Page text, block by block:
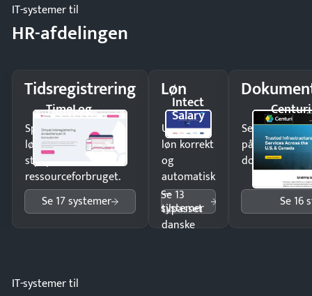
IT-systemer til
HR-afdelingen
Tidsregistrering
TimeLog
Spar tid på
lønberegning og få
styr på
ressourceforbruget.
Se 17 systemer
Løn
Intect
Salary
Udbetal
løn korrekt
og
automatisk
—
tilpasset
danske
Se 13
systemer
Centuri
Send
på minutter
dokumenter.
Se 16
IT-systemer til